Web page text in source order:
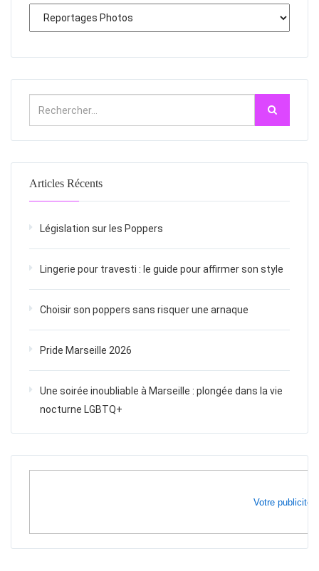
Articles Récents
Législation sur les Poppers
Lingerie pour travesti : le guide pour affirmer son style
Choisir son poppers sans risquer une arnaque
Pride Marseille 2026
Une soirée inoubliable à Marseille : plongée dans la vie
nocturne LGBTQ+
Votre publicité